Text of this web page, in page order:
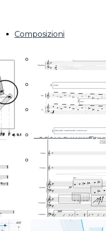
Composizioni
Seleziona
- Composizioni
- Suoni & Immagini